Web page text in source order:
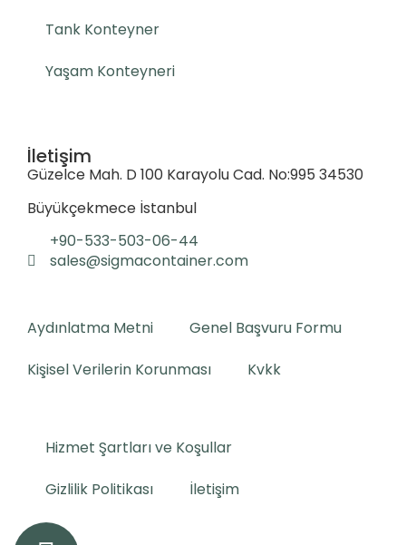
Tank Konteyner
Yaşam Konteyneri
İletişim
Güzelce Mah. D 100 Karayolu Cad. No:995 34530
Büyükçekmece İstanbul
+90-533-503-06-44
sales@sigmacontainer.com
Aydınlatma Metni
Genel Başvuru Formu
Kişisel Verilerin Korunması
Kvkk
Hizmet Şartları ve Koşullar
Gizlilik Politikası
İletişim